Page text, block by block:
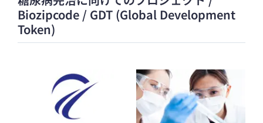
Biozipcode / GDT (Global Development
Token)